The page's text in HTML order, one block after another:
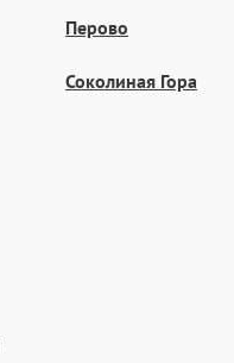
Перово
Соколиная Гора